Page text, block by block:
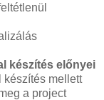
készítés előnyei
készítés mellett
a project